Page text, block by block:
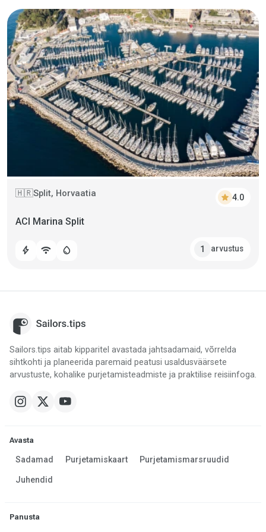
🇭🇷Split, Horvaatia star 4.0
ACI Marina Split
bolt wifi water_drop 1 arvustus
Sailors.tips aitab kipparitel avastada jahtsadamaid, võrrelda
sihtkohti ja planeerida paremaid peatusi usaldusväärsete
arvustuste, kohalike purjetamisteadmiste ja praktilise reisiinfoga.
Avasta
Sadamad Purjetamiskaart Purjetamismarsruudid
Juhendid
Panusta